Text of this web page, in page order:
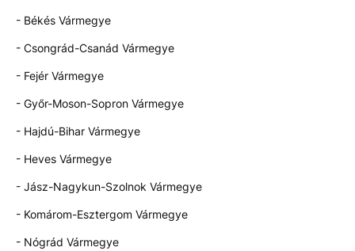
- Békés Vármegye
- Csongrád-Csanád Vármegye
- Fejér Vármegye
- Győr-Moson-Sopron Vármegye
- Hajdú-Bihar Vármegye
- Heves Vármegye
- Jász-Nagykun-Szolnok Vármegye
- Komárom-Esztergom Vármegye
- Nógrád Vármegye